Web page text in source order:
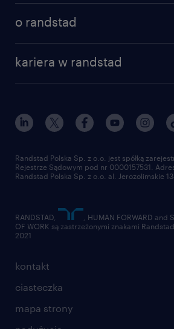
o randstad
kariera w randstad
kontakt
ciasteczka
mapa strony
Randstad Polska Sp. z o.o. jest spółką
Rejestrze Sądowym pod nr 0000157531.
Randstad Polska Sp. z o.o. al. Jerozolimskie
RANDSTAD,
, HUMAN FORWARD and
OF WORK są zastrzeżonymi znakami
2021